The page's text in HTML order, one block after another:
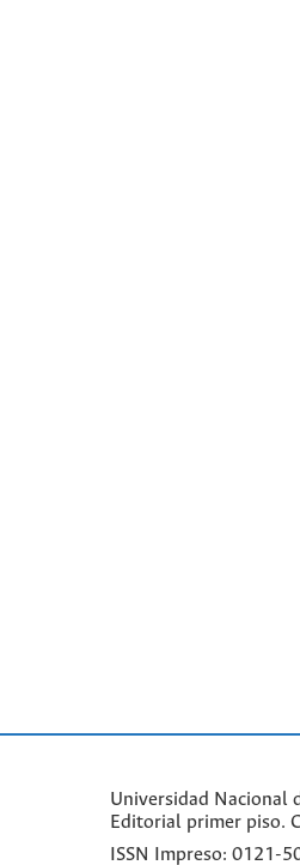
Universidad Nacional
Editorial primer piso.
ISSN Impreso: 0121-